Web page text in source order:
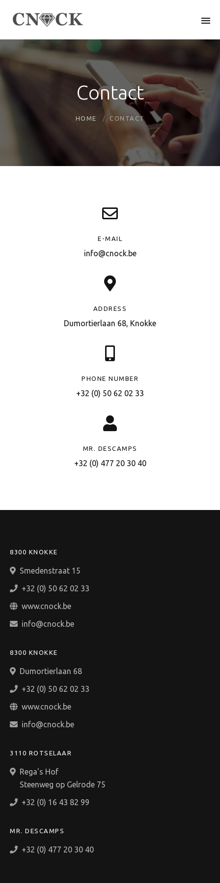
Contact
HOME CONTACT
E-MAIL
info@cnock.be
ADDRESS
Dumortierlaan 68, Knokke
PHONE NUMBER
+32 (0) 50 62 02 33
MR. DESCAMPS
+32 (0) 477 20 30 40
8300 KNOKKE
Smedenstraat 15
+32 (0) 50 62 02 33
www.cnock.be
info@cnock.be
8300 KNOKKE
Dumortierlaan 68
+32 (0) 50 62 02 33
www.cnock.be
info@cnock.be
3110 ROTSELAAR
Rega's Hof
Steenweg op Gelrode 75
+32 (0) 16 43 82 99
MR. DESCAMPS
+32 (0) 477 20 30 40